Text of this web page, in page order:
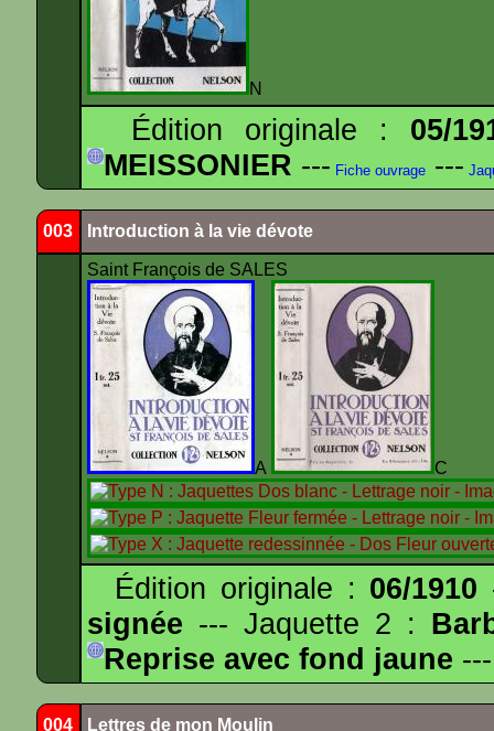
N
Édition originale : 05/
MEISSONIER --- Fiche ouvrage ---
003 Introduction à la vie dévote
Saint François de SALES
A
Édition originale : 06/1910
signée --- Jaquette 2 :
Reprise avec fond jaune ---
004 Lettres de mon Moulin